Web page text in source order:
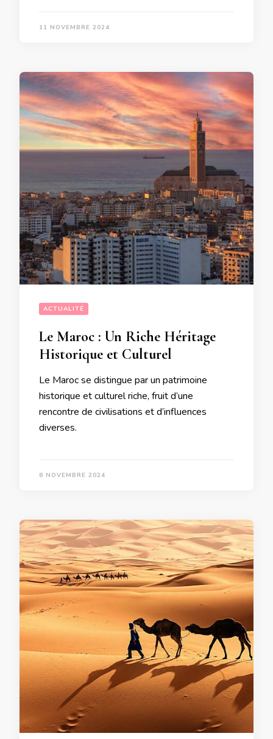
11 NOVEMBRE 2024
ACTUALITÉ
Le Maroc : Un Riche Héritage
Historique et Culturel
Le Maroc se distingue par un patrimoine
historique et culturel riche, fruit d’une
rencontre de civilisations et d’influences
diverses.
8 NOVEMBRE 2024